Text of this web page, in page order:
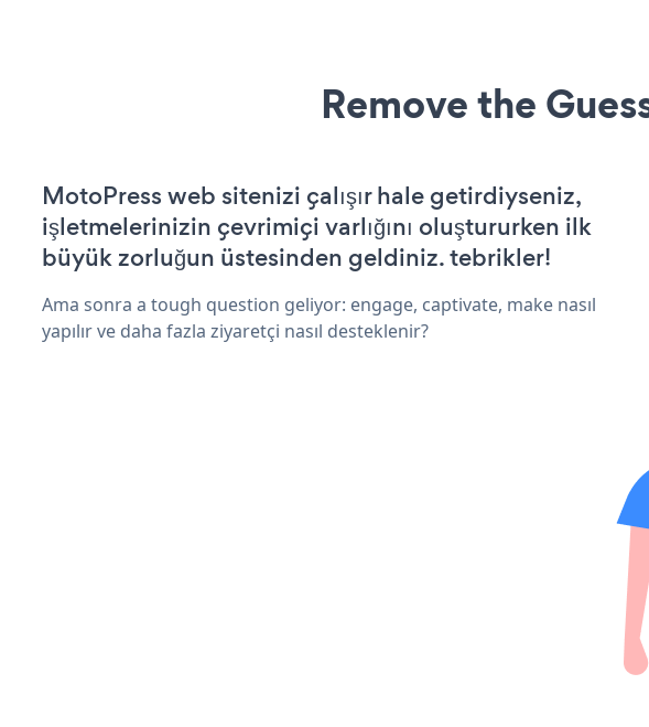
Remove the
MotoPress web sitenizi çalışır hale getirdiyseniz,
işletmelerinizin çevrimiçi varlığını oluştururken ilk
büyük zorluğun üstesinden geldiniz. tebrikler!
Ama sonra a tough question geliyor: engage, captivate, make nasıl
yapılır ve daha fazla ziyaretçi nasıl desteklenir?